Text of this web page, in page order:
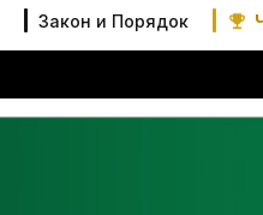
Закон и Порядок